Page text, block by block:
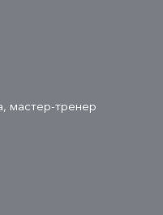
мастер-тренер